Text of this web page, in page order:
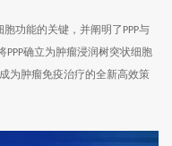
功能的关键，并阐明了 PPP与
PPP确立为肿瘤浸润树突状细胞
为肿瘤免疫治疗的全新高效策